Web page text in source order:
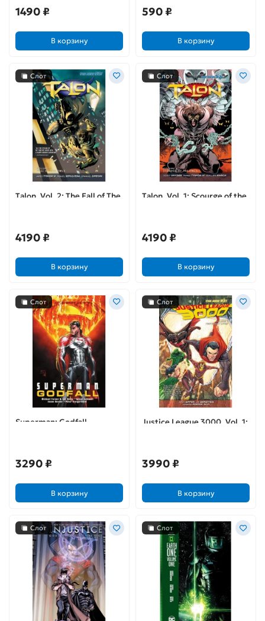
1490 ₽
В корзину
590 ₽
В корзину
Слот
Talon. Vol. 2: The Fall of The
4190 ₽
В корзину
Слот
Talon. Vol. 1: Scourge of the
4190 ₽
В корзину
Слот
Superman: Godfall
3290 ₽
В корзину
Слот
Justice League 3000. Vol. 1:
3990 ₽
В корзину
Слот Слот